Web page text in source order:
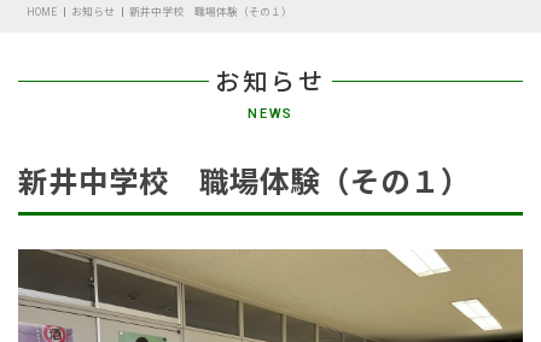
お知らせ
NEWS
HOME お知らせ 新井中学校 職場体験（その１）
新井中学校 職場体験（その１）
代表あいさつ
会社概要・沿革
受賞歴
アクセス
SDGsの取組